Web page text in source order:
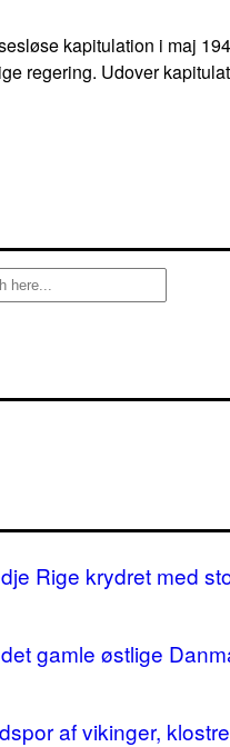
kapitulation i maj
regering. Udover
Rige krydret med
gamle østlige
af vikinger,